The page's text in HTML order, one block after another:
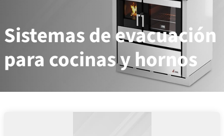
Sistemas de evacuación
para cocinas y hornos